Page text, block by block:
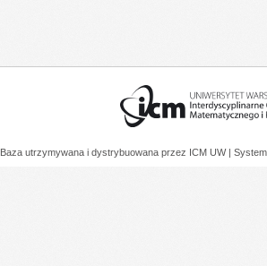
Baza utrzymywana i dystrybuowana przez ICM UW |